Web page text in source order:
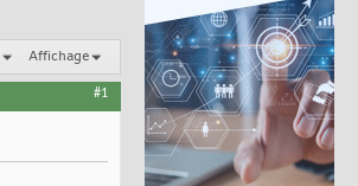
Affichage
#1